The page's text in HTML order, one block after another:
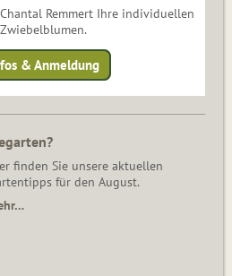
Remmert Ihre individuellen
& Anmeldung
finden Sie unsere aktuellen
für den August.